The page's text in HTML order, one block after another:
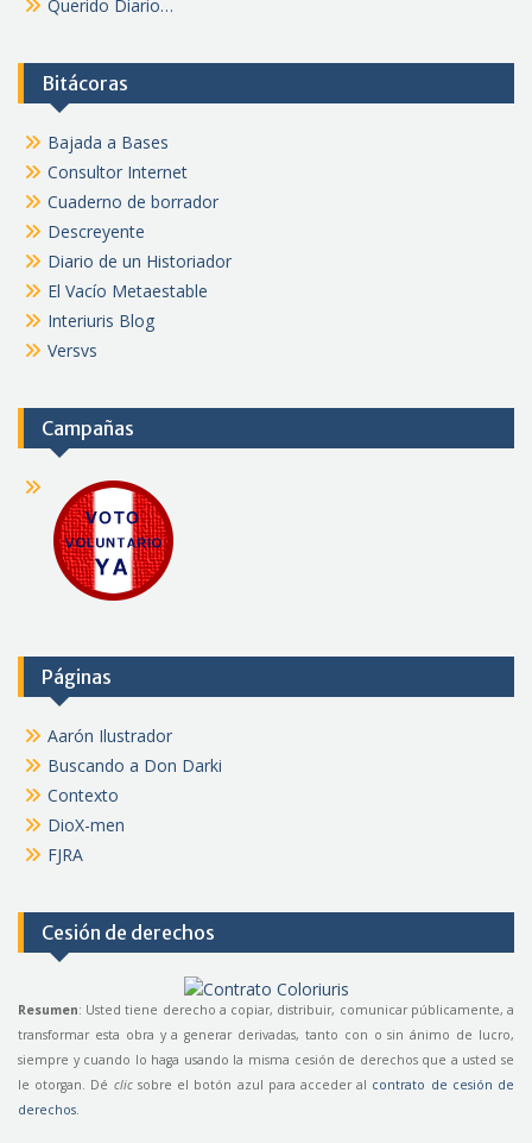
Querido Diario…
Bitácoras
Bajada a Bases
Consultor Internet
Cuaderno de borrador
Descreyente
Diario de un Historiador
El Vacío Metaestable
Interiuris Blog
Versvs
Campañas
Páginas
Aarón Ilustrador
Buscando a Don Darki
Contexto
DioX-men
FJRA
Cesión de derechos
Resumen: Usted tiene derecho a copiar, distribuir, comunicar públicamente, a
transformar esta obra y a generar derivadas, tanto con o sin ánimo de lucro,
siempre y cuando lo haga usando la misma cesión de derechos que a usted se
le otorgan. Dé clicsobre el botón azul para acceder al contrato de cesión de
derechos